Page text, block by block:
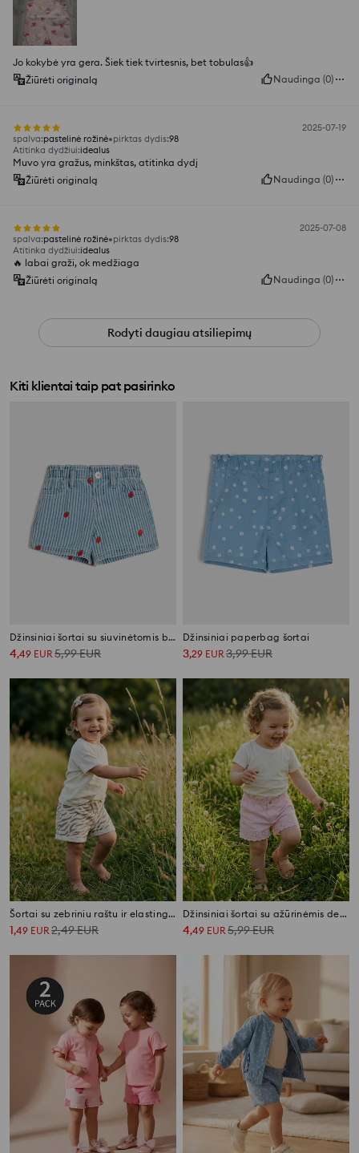
Jo kokybė yra gera. Šiek tiek tvirtesnis, bet tobulas👍️
Žiūrėti originalą
Naudinga (0)
2025-07-19
spalva:pastelinė rožinė pirktas dydis:98
Atitinka dydžiui:idealus
Muvo yra gražus, minkštas, atitinka dydį
Žiūrėti originalą
Naudinga (0)
2025-07-08
spalva:pastelinė rožinė pirktas dydis:98
Atitinka dydžiui:idealus
🔥 labai graži, ok medžiaga
Žiūrėti originalą
Naudinga (0)
Rodyti daugiau atsiliepimų
Kiti klientai taip pat pasirinko
Džinsiniai šortai su siuvinėtomis braškėmis
4,49 EUR5,99EUR
Džinsiniai paperbag šortai
3,29 EUR3,99EUR
Šortai su zebriniu raštu ir elastingu juosmeniu
1,49 EUR 2,49EUR
Džinsiniai šortai su ažūrinėmis detalėmis
4,49 EUR 5,99EUR